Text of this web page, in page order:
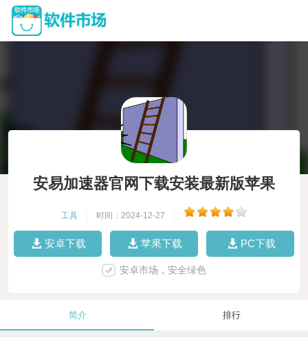
安易加速器官网下载安装最新版苹果
工具 时间：2024-12-27
安卓下载 苹果下载 PC下载
安卓市场，安全绿色
简介 排行